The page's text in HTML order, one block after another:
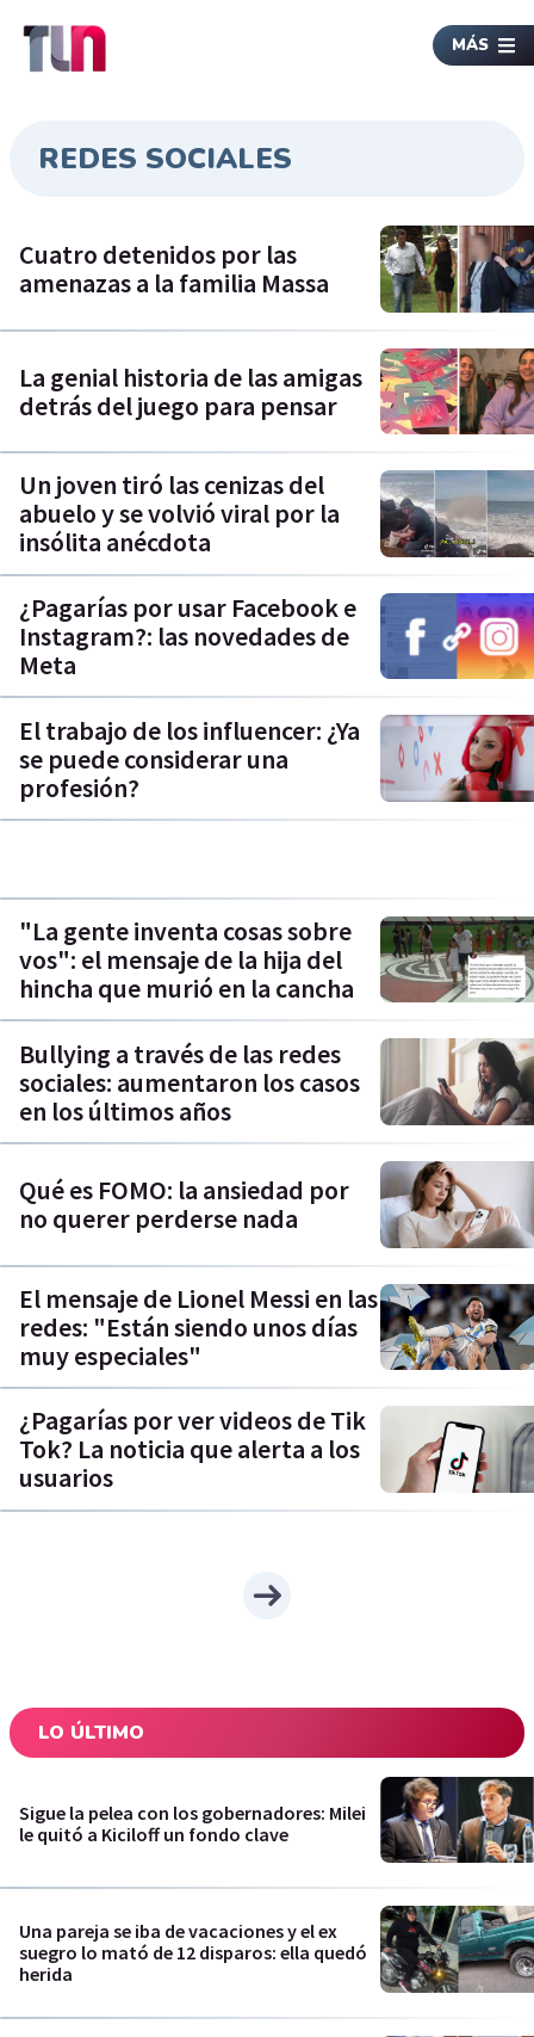
MÁS
REDES SOCIALES
Cuatro detenidos por las
amenazas a la familia Massa
La genial historia de las amigas
detrás del juego para pensar
Un joven tiró las cenizas del
abuelo y se volvió viral por la
insólita anécdota
¿Pagarías por usar Facebook e
Instagram?: las novedades de
Meta
El trabajo de los influencer: ¿Ya
se puede considerar una
profesión?
"La gente inventa cosas sobre
vos": el mensaje de la hija del
hincha que murió en la cancha
Bullying a través de las redes
sociales: aumentaron los casos
en los últimos años
Qué es FOMO: la ansiedad por
no querer perderse nada
El mensaje de Lionel Messi en las
redes: "Están siendo unos días
muy especiales"
¿Pagarías por ver videos de Tik
Tok? La noticia que alerta a los
usuarios
LO ÚLTIMO
Sigue la pelea con los gobernadores: Milei
le quitó a Kiciloff un fondo clave
Una pareja se iba de vacaciones y el ex
suegro lo mató de 12 disparos: ella quedó
herida